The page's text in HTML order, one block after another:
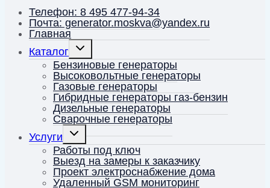
Телефон: 8 495 477-94-34
Почта: generator.moskva@yandex.ru
Главная
Каталог
Переключить
дочернее
меню
Бензиновые генераторы
Высоковольтные генераторы
Газовые генераторы
Гибридные генераторы газ-бензин
Дизельные генераторы
Сварочные генераторы
Услуги
Переключить
дочернее
меню
Работы под ключ
Выезд на замеры к заказчику
Проект электроснабжение дома
Удаленный GSM мониторинг